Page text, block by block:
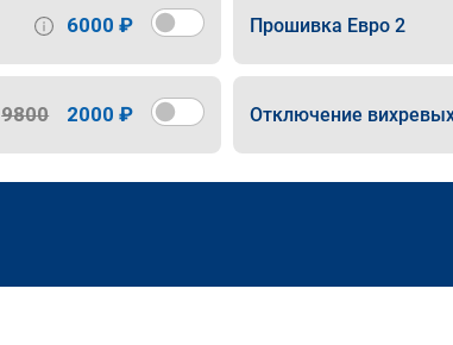
6000 ₽ Прошивка Евро 2
9800 2000 ₽ Отключение